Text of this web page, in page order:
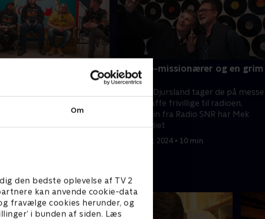
Om
den bedste oplevelse af TV 2
kan anvende cookie-data
fravælge cookies herunder, og
i bunden af siden. Læs
og tigerroulade
Radio kysser og drikker
en snak om at skaffe nye
5. Radio-missionærer og en grim
baby
På Radio Djursland tager de på messe
for at skaffe frivillige til radioen,
mens Jarin fra Radio SNR har Mek
Pek i studiet
28. august 2024 • 10 min